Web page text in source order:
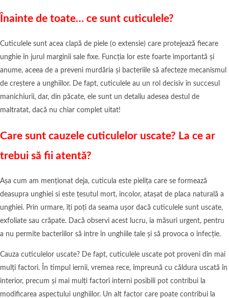
Înainte de toate… ce sunt cuticulele?
Cuticulele sunt acea clapă de piele (o extensie) care protejează fiecare
unghie în jurul marginii sale fixe. Funcția lor este foarte importantă și
anume, aceea de a preveni murdăria și bacteriile să afecteze mecanismul
de creștere a unghiilor. De fapt, cuticulele au un rol decisiv în succesul
manichiurii, dar, din păcate, ele sunt un detaliu adesea destul de
maltratat, dacă nu chiar complet uitat!
Care sunt cauzele cuticulelor uscate? La ce ar
trebui să fii atentă?
Așa cum am menționat deja, cuticula este pielița care se formează
deasupra unghiei si este țesutul mort, incolor, atașat de placa naturală a
unghiei. Prin urmare, îți poți da seama ușor dacă cuticulele sunt uscate,
exfoliate sau crăpate. Dacă observi acest lucru, ia măsuri urgent, pentru
a nu permite bacteriilor să intre în unghiile tale și să provoca o infecție.
Cauza cuticulelor uscate? De fapt, cuticulele uscate pot proveni din mai
mulți factori. În timpul iernii, vremea rece, împreună cu căldura uscată în
interior, precum și mai mulți factori interni posibili pot contribui la
modificarea aspectului unghiilor. Un alt factor care poate contribui la